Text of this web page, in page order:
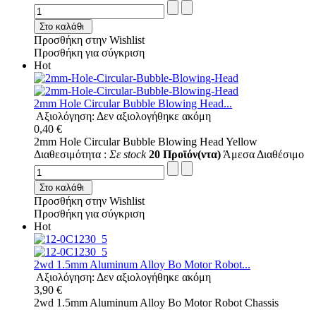
Στο καλάθι
Προσθήκη στην Wishlist
Προσθήκη για σύγκριση
Hot
2mm Hole Circular Bubble Blowing Head...
Αξιολόγηση: Δεν αξιολογήθηκε ακόμη
0,40 €
2mm Hole Circular Bubble Blowing Head Yellow
Διαθεσιμότητα : Σε stock 20 Προϊόν(ντα) Άμεσα Διαθέσιμο
Στο καλάθι
Προσθήκη στην Wishlist
Προσθήκη για σύγκριση
Hot
2wd 1.5mm Aluminum Alloy Bo Motor Robot...
Αξιολόγηση: Δεν αξιολογήθηκε ακόμη
3,90 €
2wd 1.5mm Aluminum Alloy Bo Motor Robot Chassis